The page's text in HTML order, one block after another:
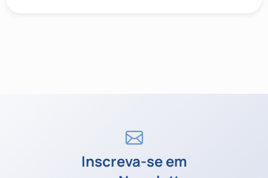
Inscreva-se em